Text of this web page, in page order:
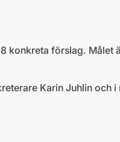
förslag. Målet
Karin Juhlin och